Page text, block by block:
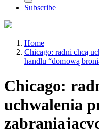
Subscribe
Home
Chicago: radni chcą
handlu “domową
Chicago:
uchwalenia